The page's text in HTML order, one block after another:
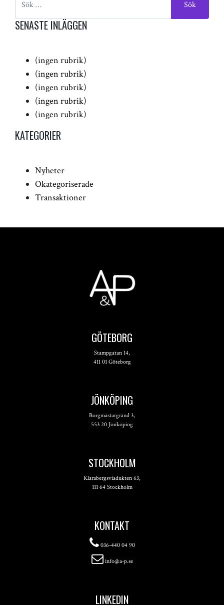
SENASTE INLÄGGEN
(ingen rubrik)
(ingen rubrik)
(ingen rubrik)
(ingen rubrik)
(ingen rubrik)
KATEGORIER
Nyheter
Okategoriserade
Transaktioner
GÖTEBORG
Stampgatan 14,
411 01 Göteborg
JÖNKÖPING
Borgmästargränd 3,
553 20 Jönköping
STOCKHOLM
Klarabergsviadukten 63,
111 64 Stockholm
KONTAKT
036-440 04 90
info@a-p.se
LINKEDIN